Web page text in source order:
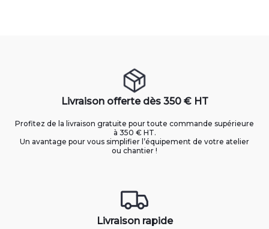
Livraison offerte dès 350 € HT
Profitez de la livraison gratuite pour toute commande supérieure
à 350 € HT.
Un avantage pour vous simplifier l’équipement de votre atelier
ou chantier !
Livraison rapide